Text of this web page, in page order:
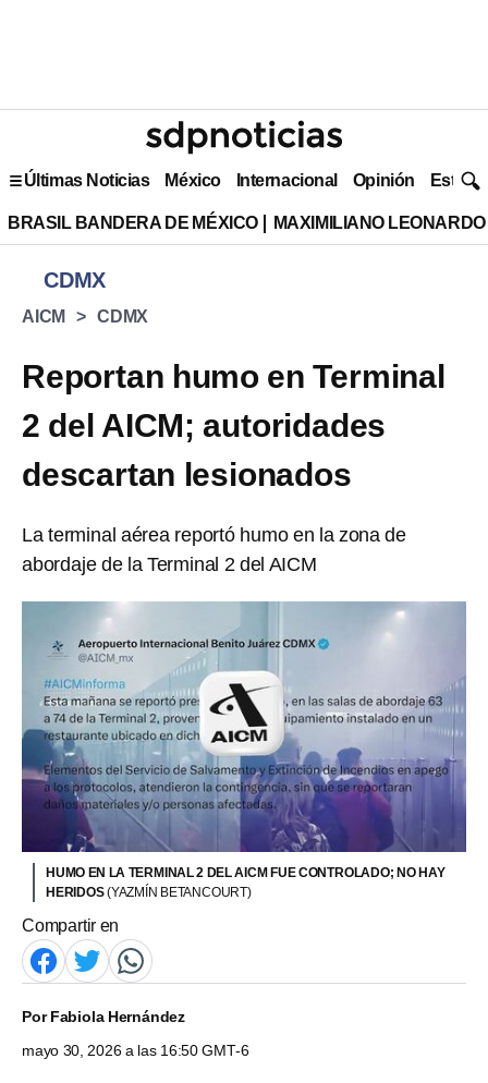
Últimas Noticias México Internacional Opinión Estilo
BRASIL BANDERA DE MÉXICO MAXIMILIANO
CDMX
AICM CDMX
Reportan humo en Terminal
2 del AICM; autoridades
descartan lesionados
La terminal aérea reportó humo en la zona de
abordaje de la Terminal 2 del AICM
HUMO EN LA TERMINAL 2 DEL AICM FUE CONTROLADO; NO HAY
HERIDOS(YAZMÍN BETANCOURT)
Compartir en
PorFabiola Hernández
mayo 30, 2026 a las 16:50 GMT-6